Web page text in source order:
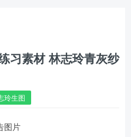
习素材 林志玲青灰纱
玲生图